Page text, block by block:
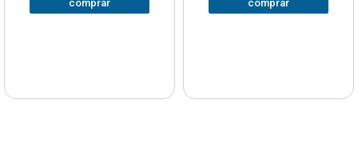
comprar
comprar